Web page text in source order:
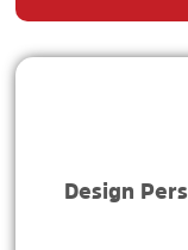
Design